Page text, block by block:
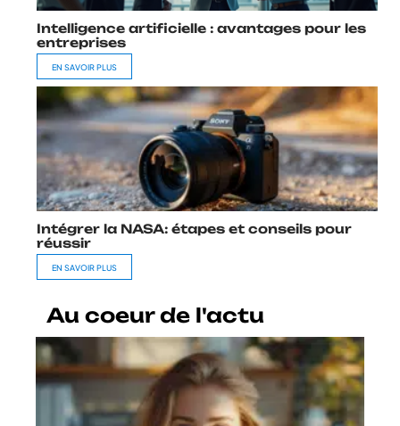
Intelligence artificielle : avantages pour les
entreprises
EN SAVOIR PLUS
Intégrer la NASA: étapes et conseils pour
réussir
EN SAVOIR PLUS
Au coeur de l'actu